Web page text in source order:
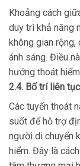
Khoảng cách
duy trì khả năng
không gian
ánh sáng. Điều
hướng thoát
2.4. Bố trí liên
Các tuyến thoát
suốt để hỗ trợ
người di chuyển
hiểm. Đây là